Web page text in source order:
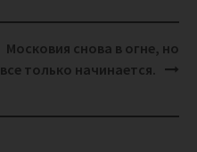
Московия снова в огне, но
все только начинается.